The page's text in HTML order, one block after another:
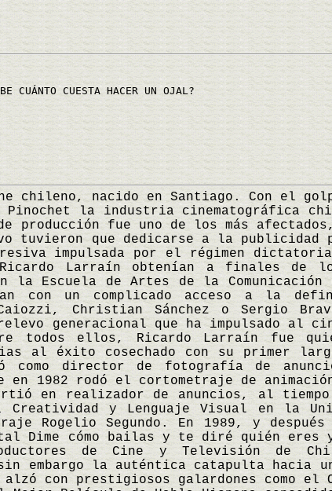
CUÁNTO CUESTA HACER UN OJAL?
nacido en Santiago. Con el
Pinochet la industria cinematográfica
fue uno de los más
tuvieron que dedicarse a la publicidad
impulsada por el régimen
Ricardo Larraín obtenían a finales de
la Escuela de Artes de la
con un complicado acceso a la
Christian Sánchez o Sergio
generacional que ha impulsado al
todos ellos, Ricardo Larraín fue
al éxito cosechado con su primer
como director de fotografía de
en 1982 rodó el cortometraje de
en realizador de anuncios, al
Creatividad y Lenguaje Visual en la
Rogelio Segundo. En 1989, y
Dime cómo bailas y te diré quién
de Cine y Televisión de
embargo la auténtica catapulta hacia
con prestigiosos galardones como